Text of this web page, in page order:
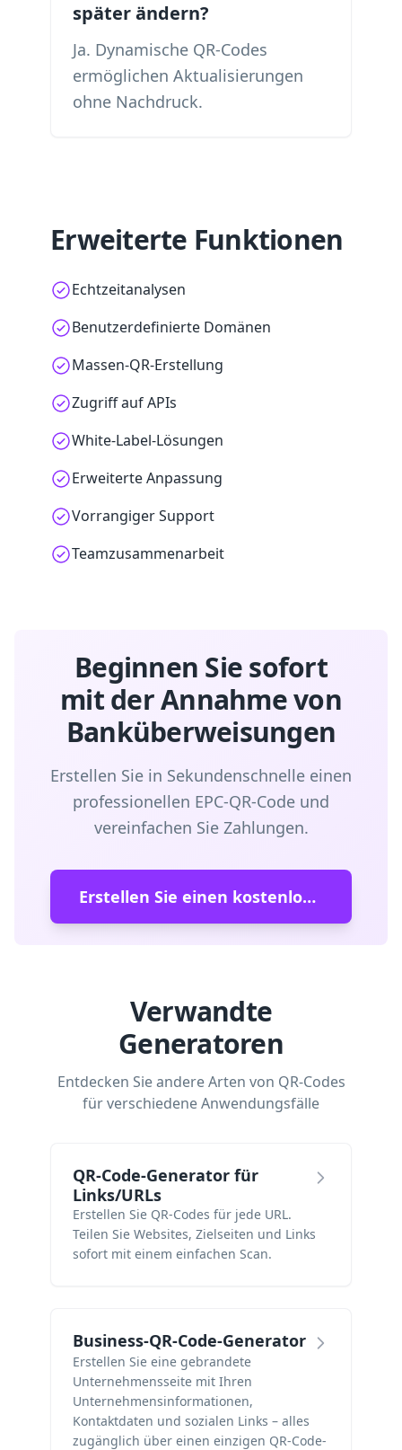
später ändern?
Ja. Dynamische QR-Codes
ermöglichen Aktualisierungen
ohne Nachdruck.
Erweiterte Funktionen
Echtzeitanalysen
Benutzerdefinierte Domänen
Massen-QR-Erstellung
Zugriff auf APIs
White-Label-Lösungen
Erweiterte Anpassung
Vorrangiger Support
Teamzusammenarbeit
Beginnen Sie sofort
mit der Annahme von
Banküberweisungen
Erstellen Sie in Sekundenschnelle einen
professionellen EPC-QR-Code und
vereinfachen Sie Zahlungen.
Erstellen Sie einen kostenlosen QR-Code
Verwandte
Generatoren
Entdecken Sie andere Arten von QR-Codes
für verschiedene Anwendungsfälle
QR-Code-Generator für
Links/URLs
Erstellen Sie QR-Codes für jede URL.
Teilen Sie Websites, Zielseiten und Links
sofort mit einem einfachen Scan.
Business-QR-Code-Generator
Erstellen Sie eine gebrandete
Unternehmensseite mit Ihren
Unternehmensinformationen,
Kontaktdaten und sozialen Links – alles
zugänglich über einen einzigen QR-Code-